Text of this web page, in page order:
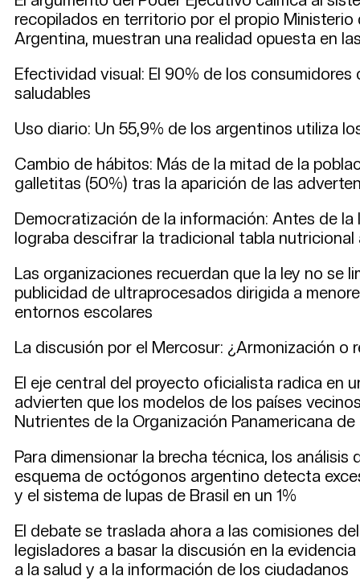
recopilados en territorio por el propio Ministerio
Argentina, muestran una realidad opuesta en
Efectividad visual: El 90% de los
saludables
Uso diario: Un 55,9% de los argentinos utiliza
Cambio de hábitos: Más de la mitad de la
galletitas (50%) tras la aparición de las
Democratización de la información: Antes de la
lograba descifrar la tradicional tabla nutricional
Las organizaciones recuerdan que la ley no se
publicidad de ultraprocesados dirigida a
entornos escolares
La discusión por el Mercosur: ¿Armonización o
El eje central del proyecto oficialista radica en
advierten que los modelos de los países
Nutrientes de la Organización Panamericana de
Para dimensionar la brecha técnica, los
esquema de octógonos argentino detecta
y el sistema de lupas de Brasil en un 1%
El debate se traslada ahora a las comisiones
legisladores a basar la discusión en la
a la salud y a la información de los ciudadanos